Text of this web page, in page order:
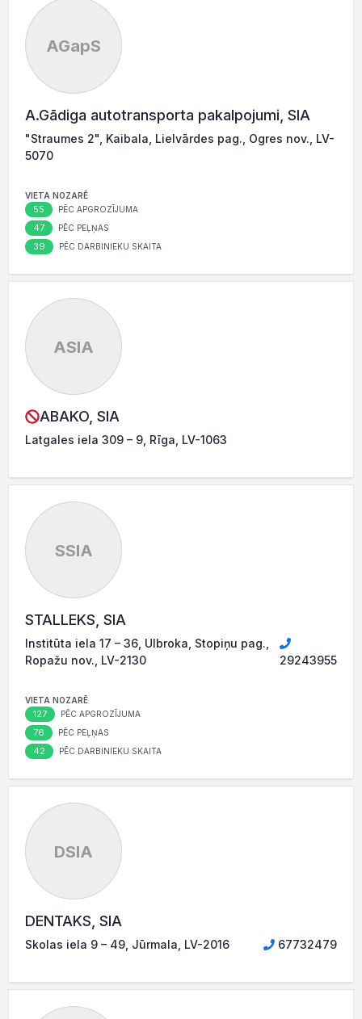
AGapS
A.Gādiga autotransporta pakalpojumi, SIA
"Straumes 2", Kaibala, Lielvārdes pag., Ogres nov., LV-
5070
VIETA NOZARĒ
55 PĒC APGROZĪJUMA
47 PĒC PEĻŅAS
39 PĒC DARBINIEKU SKAITA
ASIA
ABAKO, SIA
Latgales iela 309 – 9, Rīga, LV-1063
SSIA
STALLEKS, SIA
Institūta iela 17 – 36, Ulbroka, Stopiņu pag.,
Ropažu nov., LV-2130
29243955
VIETA NOZARĒ
127 PĒC APGROZĪJUMA
76 PĒC PEĻŅAS
42 PĒC DARBINIEKU SKAITA
DSIA
DENTAKS, SIA
Skolas iela 9 – 49, Jūrmala, LV-2016 67732479